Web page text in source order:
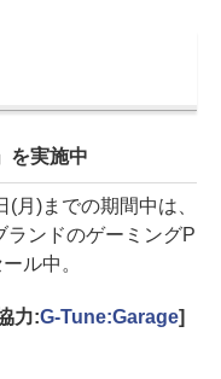
を実施中
月)までの期間中は、
ランドのゲーミングP
ル中。
力:G-Tune:Garage]